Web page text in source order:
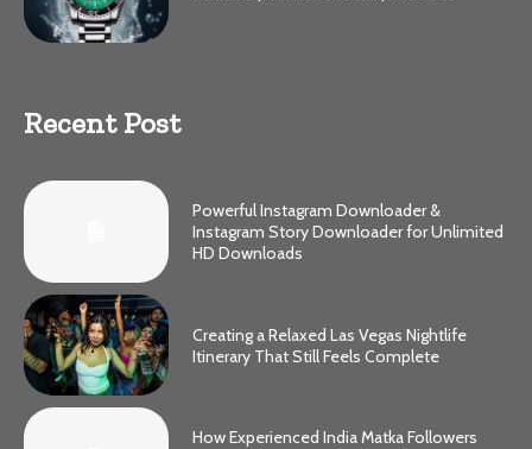
Recent Post
Powerful Instagram Downloader &
Instagram Story Downloader for Unlimited
HD Downloads
Creating a Relaxed Las Vegas Nightlife
Itinerary That Still Feels Complete
How Experienced India Matka Followers